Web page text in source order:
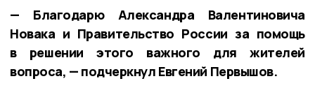
— Благодарю Александра Валентиновича
Новака и Правительство России за помощь
в решении этого важного для жителей
вопроса, — подчеркнул Евгений Первышов.